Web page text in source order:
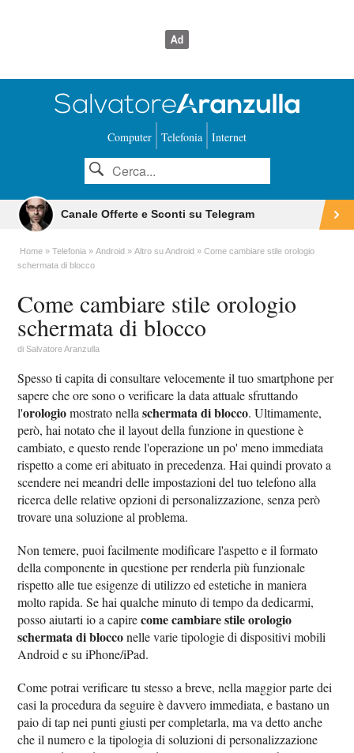
Computer Telefonia Internet
Canale Offerte e Sconti su Telegram
Home Telefonia Android Altro su Android
Come cambiare stile orologio
schermata di blocco
Come cambiare stile orologio
schermata di blocco
diSalvatore Aranzulla
Spesso ti capita di consultare velocemente il tuo smartphone per
sapere che ore sono o verificare la data attuale sfruttando
l'orologiomostrato nellaschermata di blocco. Ultimamente,
però, hai notato che il layout della funzione in questione è
cambiato, e questo rende l'operazione un po' meno immediata
rispetto a come eri abituato in precedenza. Hai quindi provato a
scendere nei meandri delle impostazioni del tuo telefono alla
ricerca delle relative opzioni di personalizzazione, senza però
trovare una soluzione al problema.
Non temere, puoi facilmente modificare l'aspetto e il formato
della componente in questione per renderla più funzionale
rispetto alle tue esigenze di utilizzo ed estetiche in maniera
molto rapida. Se hai qualche minuto di tempo da dedicarmi,
posso aiutarti io a capirecome cambiare stile orologio
schermata di blocconelle varie tipologie di dispositivi mobili
Android e su iPhone/iPad.
Come potrai verificare tu stesso a breve, nella maggior parte dei
casi la procedura da seguire è davvero immediata, e bastano un
paio di tap nei punti giusti per completarla, ma va detto anche
che il numero e la tipologia di soluzioni di personalizzazione